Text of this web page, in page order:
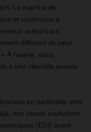
Le marché de
et continuera à
acteurs qui
différent de celui
À l’avenir, nous
à une clientèle encore
en particulier vont
nos clients souhaitent
(EDI) avant